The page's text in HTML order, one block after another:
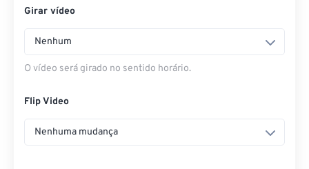
Girar vídeo
Nenhum
O vídeo será girado no sentido horário.
Flip Video
Nenhuma mudança